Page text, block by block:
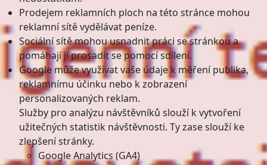
Prodejem reklamních ploch na této stránce mohou
reklamní sítě vydělávat peníze.
Sociální sítě mohou usnadnit práci se stránkou a
pomáhají jí prosadit se pomocí sdílení.
Google může využívat vaše údaje k měření publika,
reklamnímu účinku nebo k zobrazení
personalizovaných reklam.
Služby pro analýzu návštěvníků slouží k vytvoření
užitečných statistik návštěvnosti. Ty zase slouží ke
zlepšení stránky.
Google Analytics (GA4)